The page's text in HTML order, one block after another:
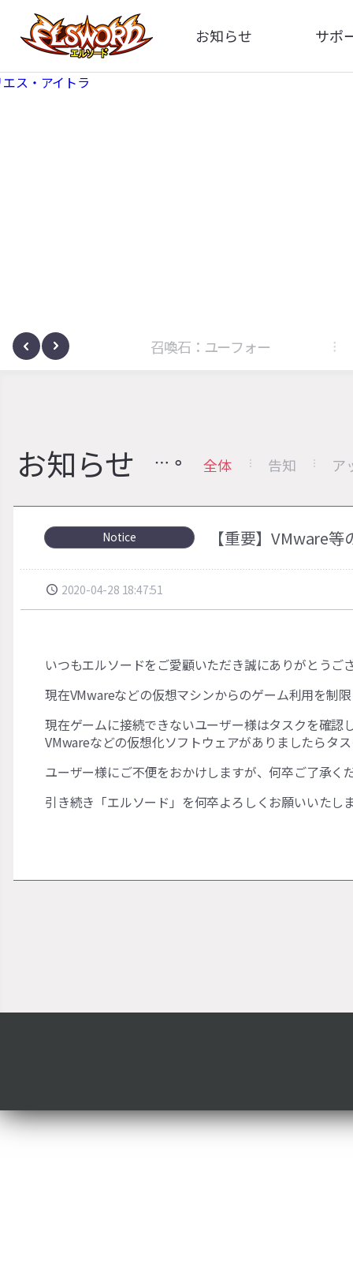
お知らせ
全体
サポ
サノヴァ 召喚石：ユーフォー
お知らせ 全体 告知 ア
Notice 【重要】VMware
2020-04-28 18:47:51
いつもエルソードをご愛顧いただき誠にありがとうご
現在VMwareなどの仮想マシンからのゲーム利用を制
現在ゲームに接続できないユーザー様はタスクを確認
VMwareなどの仮想化ソフトウェアがありましたらタ
ユーザー様にご不便をおかけしますが、何卒ご了承く
引き続き「エルソード」を何卒よろしくお願いいたし